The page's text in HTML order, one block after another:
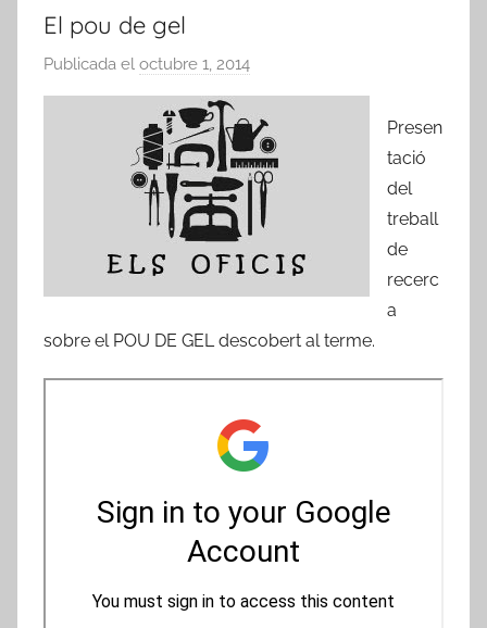
El pou de gel
Publicada el octubre 1, 2014
e
r
A
m
c
s
R
i
a
-
o
j
d
Presen
tació
del
treball
de
recerc
a
sobre el POU DE GEL descobert al terme.